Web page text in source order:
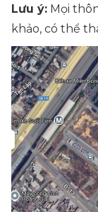
Lưu ý: Mọi
khảo, có thể